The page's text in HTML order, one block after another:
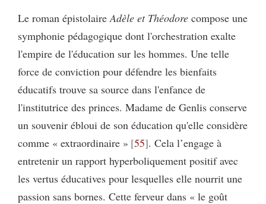
Le roman épistolaire Adèle et Théodore compose une
symphonie pédagogique dont l'orchestration exalte
l'empire de l'éducation sur les hommes. Une telle
force de conviction pour défendre les bienfaits
éducatifs trouve sa source dans l'enfance de
l'institutrice des princes. Madame de Genlis conserve
un souvenir ébloui de son éducation qu'elle considère
comme « extraordinaire » 55 . Cela l’engage à
entretenir un rapport hyperboliquement positif avec
les vertus éducatives pour lesquelles elle nourrit une
passion sans bornes. Cette ferveur dans « le goût